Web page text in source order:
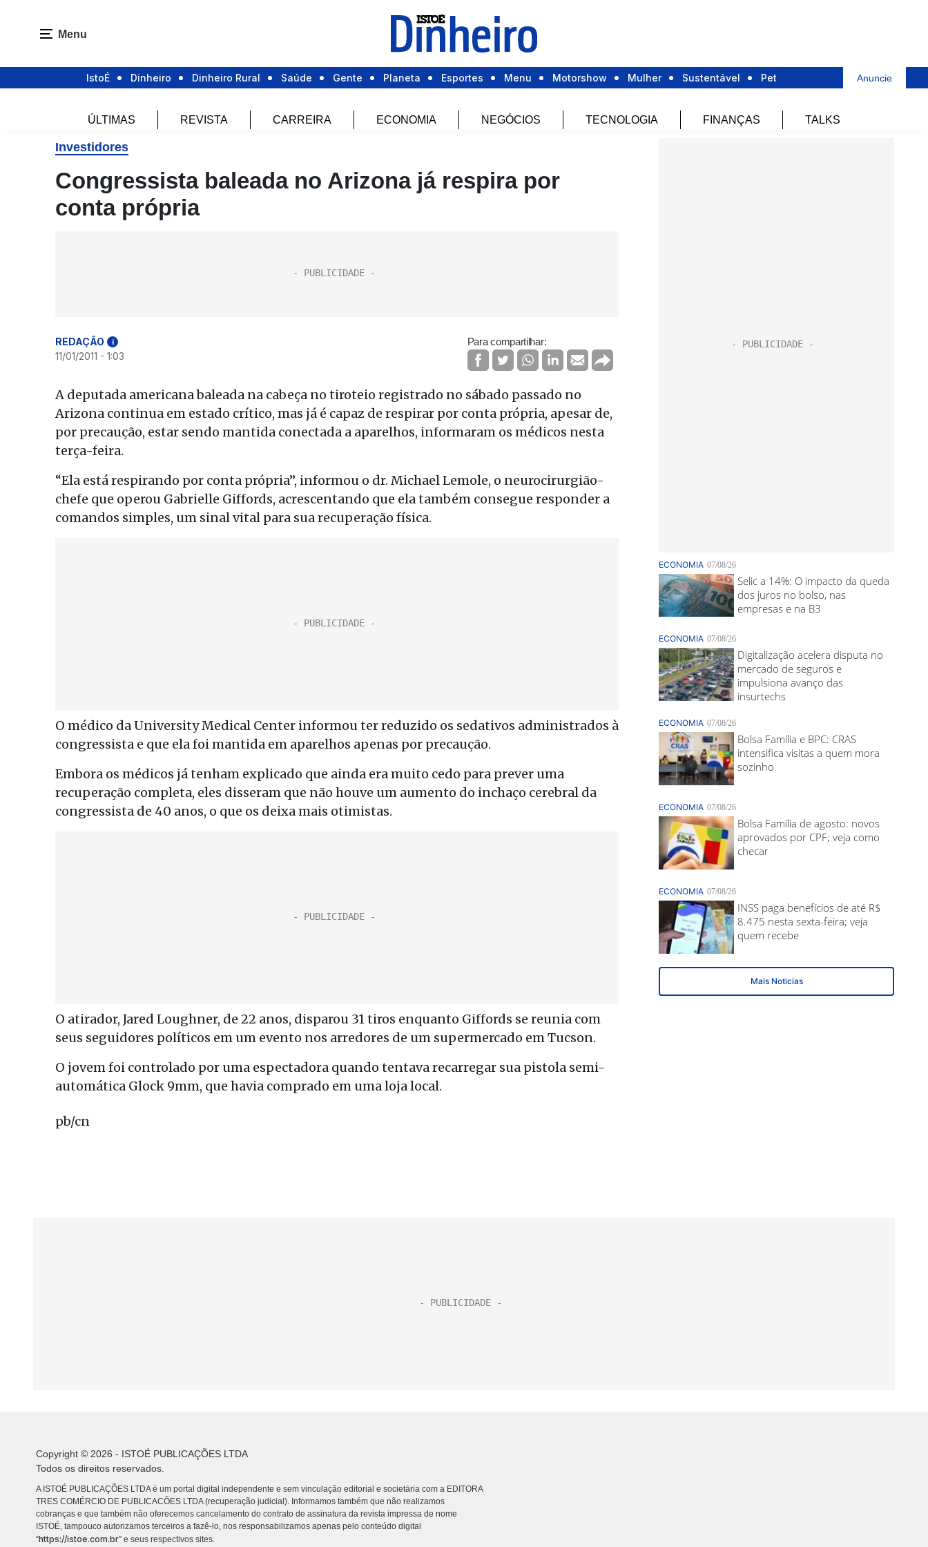
Menu
IstoÉ Dinheiro Dinheiro Rural Saúde Gente Planeta Esportes Menu Motorshow Mulher Sustentável Pet Anuncie
ÚLTIMAS REVISTA CARREIRA ECONOMIA NEGÓCIOS TECNOLOGIA FINANÇAS TALKS
Investidores
Congressista baleada no Arizona já respira por
conta própria
REDAÇÃO i
11/01/2011 - 1:03
Para compartilhar:
A deputada americana baleada na cabeça no tiroteio registrado no sábado passado no
Arizona continua em estado crítico, mas já é capaz de respirar por conta própria, apesar de,
por precaução, estar sendo mantida conectada a aparelhos, informaram os médicos nesta
terça-feira.
“Ela está respirando por conta própria”, informou o dr. Michael Lemole, o neurocirurgião-
chefe que operou Gabrielle Giffords, acrescentando que ela também consegue responder a
comandos simples, um sinal vital para sua recuperação física.
O médico da University Medical Center informou ter reduzido os sedativos administrados à
congressista e que ela foi mantida em aparelhos apenas por precaução.
Embora os médicos já tenham explicado que ainda era muito cedo para prever uma
recuperação completa, eles disseram que não houve um aumento do inchaço cerebral da
congressista de 40 anos, o que os deixa mais otimistas.
O atirador, Jared Loughner, de 22 anos, disparou 31 tiros enquanto Giffords se reunia com
seus seguidores políticos em um evento nos arredores de um supermercado em Tucson.
O jovem foi controlado por uma espectadora quando tentava recarregar sua pistola semi-
automática Glock 9mm, que havia comprado em uma loja local.
pb/cn
Copyright © 2026 - ISTOÉ PUBLICAÇÕES LTDA
Todos os direitos reservados.
A ISTOÉ PUBLICAÇÕES LTDA é um portal digital independente e sem vinculação editorial e societária com a EDITORA
TRES COMÉRCIO DE PUBLICACÕES LTDA (recuperação judicial). Informamos também que não realizamos
cobranças e que também não oferecemos cancelamento do contrato de assinatura da revista impressa de nome
ISTOÉ, tampouco autorizamos terceiros a fazê-lo, nos responsabilizamos apenas pelo conteúdo digital
“https://istoe.com.br” e seus respectivos sites.